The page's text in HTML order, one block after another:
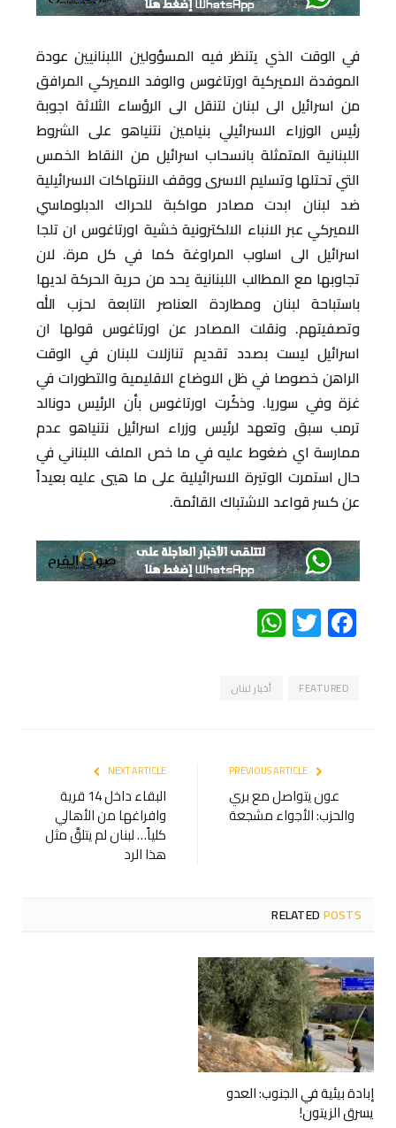
في الوقت الذي يتنظر فيه المسؤولين اللبنانيين عودة
الموفدة الاميركية اورتاغوس والوفد الاميركي المرافق
من اسرائيل الى لبنان لتنقل الى الرؤساء الثلاثة اجوبة
رئيس الوزراء الاسرائيلي بنيامين نتنياهو على الشروط
اللبنانية المتمثلة بانسحاب اسرائيل من النقاط الخمس
التي تحتلها وتسليم الاسرى ووقف الانتهاكات الاسرائيلية
ضد لبنان ابدت مصادر مواكبة للحراك الدبلوماسي
الاميركي عبر الانباء الالكترونية خشية اورتاغوس ان تلجا
اسرائيل الى اسلوب المراوغة كما في كل مرة. لان
تجاوبها مع المطالب اللبنانية يحد من حرية الحركة لديها
باستباحة لبنان ومطاردة العناصر التابعة لحزب الله
وتصفيتهم. ونقلت المصادر عن اورتاغوس قولها ان
اسرائيل ليست بصدد تقديم تنازلات للبنان في الوقت
الراهن خصوصا في ظل الاوضاع الاقليمية والتطورات في
غزة وفي سوريا. وذكُرت اورتاغوس بأن الرئيس دونالد
ترمب سبق وتعهد لرئيس وزراء اسرائيل نتنياهو عدم
ممارسة اي ضغوط عليه في ما خص الملف اللبناني في
حال استمرت الوتيرة الاسرائيلية على ما هيي عليه بعيداً
عن كسر قواعد الاشتباك القائمة.
Facebook
Twitter
WhatsApp
FEATURED أخبار لبنان
عون يتواصل مع بري
والحزب: الأجواء مشجعة
NEXT ARTICLE
البقاء داخل 14 قرية
وافراغها من الأهالي
كلياً… لبنان لم يتلقَّ مثل
هذا الرد
RELATEDPOSTS
إبادة بيئية في الجنوب: العدو
يسرق الزيتون!